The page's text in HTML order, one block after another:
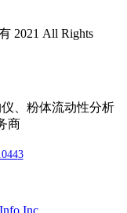
2021 All Rights
、粉体流动性分析
商
3